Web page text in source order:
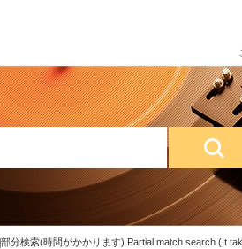
部分検索(時間がかかります) Partial match search (It